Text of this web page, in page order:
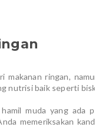
ringan,
nutrisi baik seperti
muda yang ada
memeriksakan